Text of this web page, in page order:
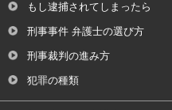
もし逮捕されてしまったら
刑事事件 弁護士の選び方
刑事裁判の進み方
犯罪の種類